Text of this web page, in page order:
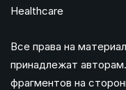
Healthcare
Все права на
принадлежат
фрагментов на